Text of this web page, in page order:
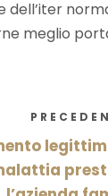
dell’iter
meglio